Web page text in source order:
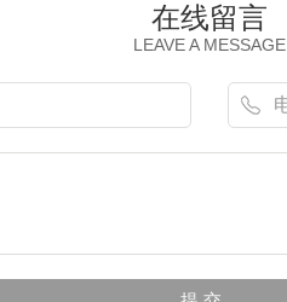
在线留言
LEAVE A MESSAGE